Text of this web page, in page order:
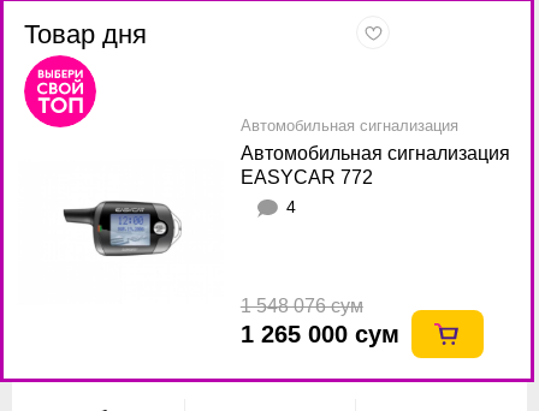
Товар дня
Автомобильная сигнализация
Автомобильная сигнализация
EASYCAR 772
4
1 548 076 сум
1 265 000 сум